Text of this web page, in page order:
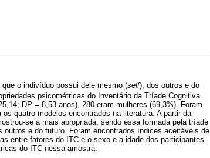
o indivíduo possui dele mesmo (self), dos outros e do
psicométricas do Inventário da Tríade Cognitiva
DP = 8,53 anos), 280 eram mulheres (69,3%). Foram
quatro modelos encontrados na literatura. A partir da
a mais apropriada, sendo essa formada pela tríade
outros e do futuro. Foram encontrados índices aceitáveis de
entre fatores do ITC e o sexo e a idade dos participantes.
do ITC nessa amostra.